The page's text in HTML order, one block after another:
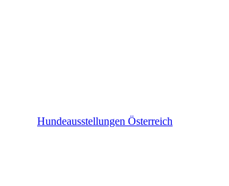
Hundeausstellungen Österreich